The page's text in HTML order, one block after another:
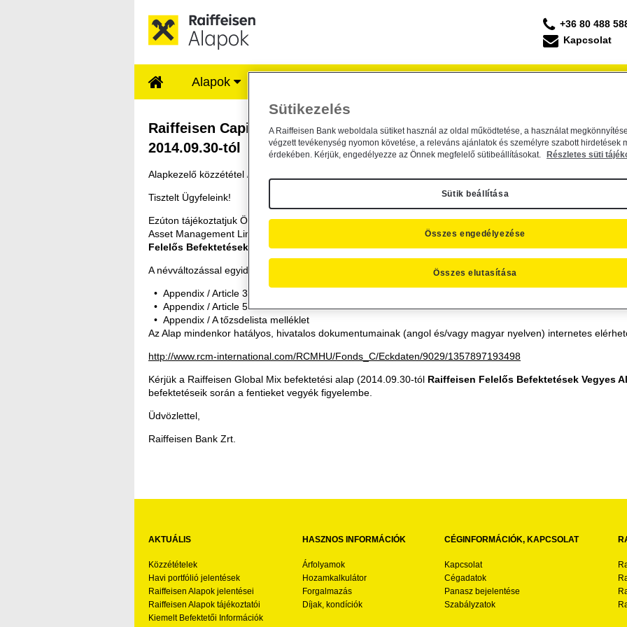
+36 80 488
Kapcsolat
Alapok
Raiffeisen Capital Management / Raiffeisen Global
Raiffeisen Capital Management / Raiffeisen Global Mix Alap (ISIN:
2014.09.30-tól
Alapkezelő közzététel /
Tisztelt Ügyfeleink!
Ezúton tájékoztatjuk Önöket, hogy aRaiffeisen Global Mix(Alapkezelő: részben Raiffeisen Kapitalanlage-
Asset Management Limited ; ISIN: AT0000785381) befektetési alap neve2014. szeptember 30-tól
Felelős Befektetések Vegyes Alaplesz (angolul: Raiffeisen Sustainable Mix).
A névváltozással egyidőben az Alap kezelési szabályzatának (Sales Prospectus) alábbi pontjai is módosulnak:
Appendix / Article 3
Appendix / Article 5
Appendix / A tőzsdelista melléklet
Az Alap mindenkor hatályos, hivatalos dokumentumainak (angol és/vagy magyar nyelven) internetes
http://www.rcm-international.com/RCMHU/Fonds_C/Eckdaten/9029/1357897193498
Kérjük a Raiffeisen Global Mix befektetési alap (2014.09.30-tól Raiffeisen Felelős Befektetések Vegyes
befektetéseik során a fentieket vegyék figyelembe.
Üdvözlettel,
Raiffeisen Bank Zrt.
AKTUÁLIS
Közzétételek
Havi portfólió jelentések
Raiffeisen Alapok jelentései
Raiffeisen Alapok tájékoztatói
Kiemelt Befektetői Információk
HASZNOS INFORMÁCIÓK
Árfolyamok
Hozamkalkulátor
Forgalmazás
Díjak, kondíciók
CÉGINFORMÁCIÓK, KAPCSOLAT
Kapcsolat
Cégadatok
Panasz bejelentése
Szabályzatok
Sütikezelés
A Raiffeisen Bank weboldala sütiket használ az oldal működtetése, a használat
végzett tevékenység nyomon követése, a releváns ajánlatok és személyre szabott hirdetések
érdekében. Kérjük, engedélyezze az Önnek megfelelő sütibeállításokat.
Részletes süti
Sütik beállítása
Összes elutasítása
Összes engedélyezése